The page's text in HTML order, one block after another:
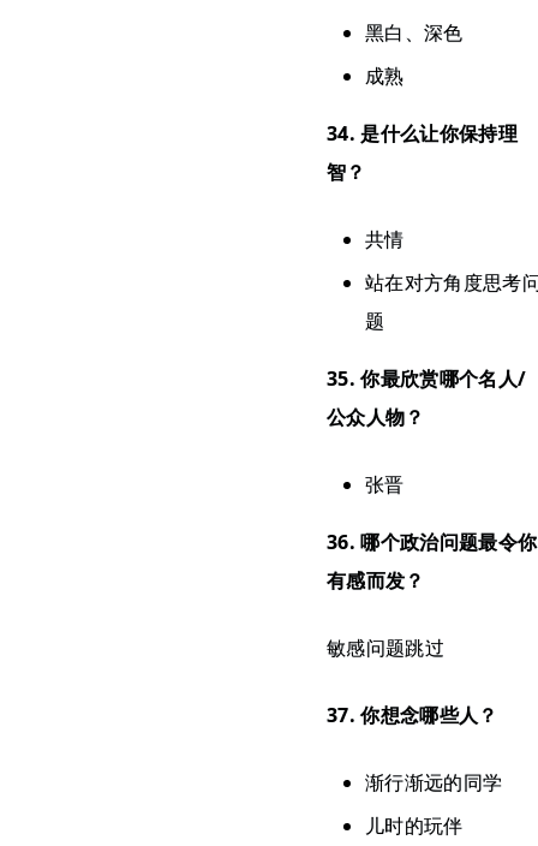
黑白、深色
成熟
34. 是什么让你保持理
智？
共情
站在对方角度思考
题
35. 你最欣赏哪个名人/
公众人物？
张晋
36. 哪个政治问题最令你
有感而发？
敏感问题跳过
37. 你想念哪些人？
渐行渐远的同学
儿时的玩伴